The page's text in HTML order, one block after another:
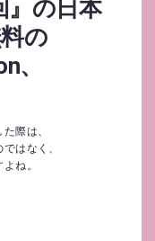
』の日本
の
、
際は、
はなく、
ね。